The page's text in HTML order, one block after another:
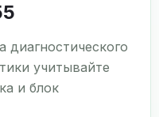
диагностического
учитывайте
и блок